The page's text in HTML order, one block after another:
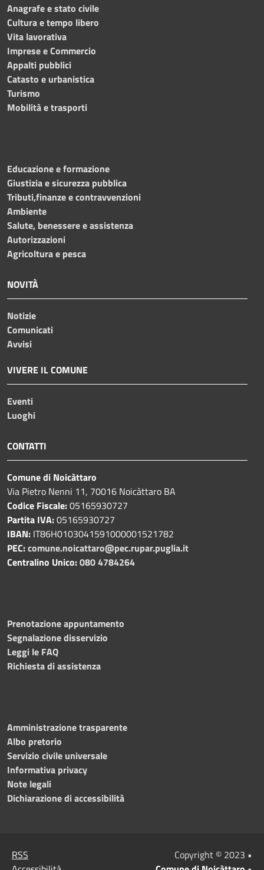
Anagrafe e stato civile
Cultura e tempo libero
Vita lavorativa
Imprese e Commercio
Appalti pubblici
Catasto e urbanistica
Turismo
Mobilità e trasporti
Educazione e formazione
Giustizia e sicurezza pubblica
Tributi,finanze e contravvenzioni
Ambiente
Salute, benessere e assistenza
Autorizzazioni
Agricoltura e pesca
NOVITÀ
Notizie
Comunicati
Avvisi
VIVERE IL COMUNE
Eventi
Luoghi
CONTATTI
Comune di Noicàttaro
Via Pietro Nenni 11, 70016 Noicàttaro BA
Codice Fiscale:05165930727
Partita IVA:05165930727
IBAN: IT86H0103041591000001521782
PEC:comune.noicattaro@pec.rupar.puglia.it
Centralino Unico:080 4784264
Prenotazione appuntamento
Segnalazione disservizio
Leggi le FAQ
Richiesta di assistenza
Amministrazione trasparente
Albo pretorio
Servizio civile universale
Informativa privacy
Note legali
Dichiarazione di accessibilità
RSS
Copyright © 2023 •